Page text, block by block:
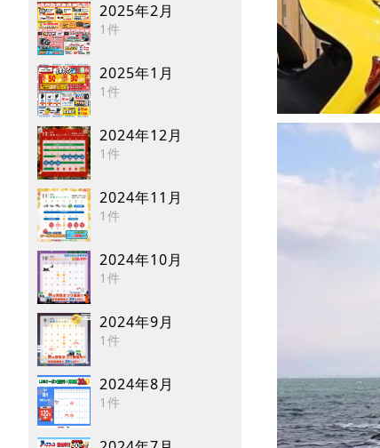
2025年2月
1件
2025年1月
1件
2024年12月
1件
2024年11月
1件
2024年10月
1件
2024年9月
1件
2024年8月
1件